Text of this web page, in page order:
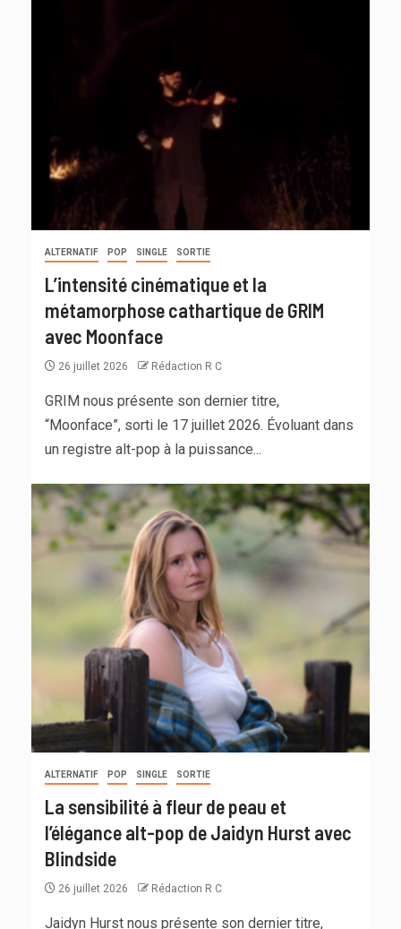
ALTERNATIF POP SINGLE SORTIE
L’intensité cinématique et la
métamorphose cathartique de GRIM
avec Moonface
26 juillet 2026 Rédaction R C
GRIM nous présente son dernier titre,
“Moonface”, sorti le 17 juillet 2026. Évoluant dans
un registre alt-pop à la puissance...
ALTERNATIF POP SINGLE SORTIE
La sensibilité à fleur de peau et
l’élégance alt-pop de Jaidyn Hurst avec
Blindside
26 juillet 2026 Rédaction R C
Jaidyn Hurst nous présente son dernier titre,